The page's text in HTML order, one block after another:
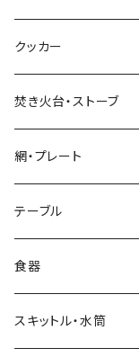
ネイルペグ
V字型
Y字型
シングルマグ
シェラカップ
ダブルウォールカップ
リッド（蓋）
クッカー
焚き火台・ストーブ
網・プレート
テーブル
食器
スキットル・水筒